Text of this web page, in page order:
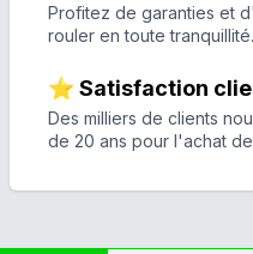
Profitez de garanties et
rouler en toute tranquillité.
⭐ Satisfaction
Des milliers de clients
de 20 ans pour l'achat